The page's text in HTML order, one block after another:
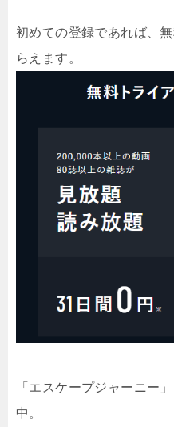
初めての登録であれば、
らえます。
「エスケープジャーニー
中。